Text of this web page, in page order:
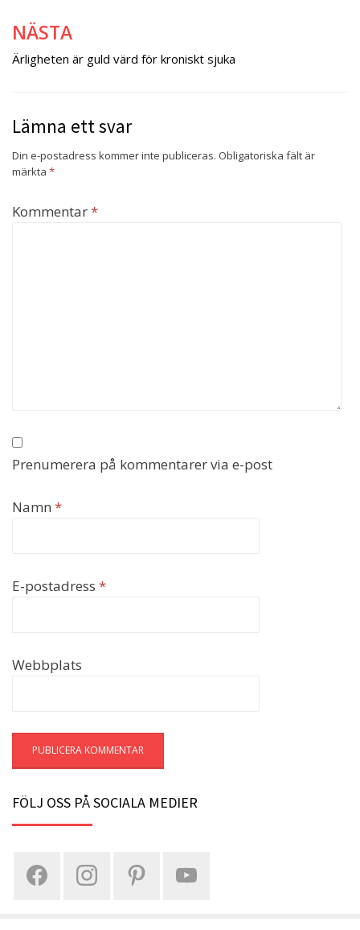
NÄSTA
Ärligheten är guld värd för kroniskt sjuka
Lämna ett svar
Din e-postadress kommer inte publiceras. Obligatoriska fält är
märkta *
Kommentar*
Prenumerera på kommentarer via e-post
Namn *
E-postadress *
Webbplats
FÖLJ OSS PÅ SOCIALA MEDIER